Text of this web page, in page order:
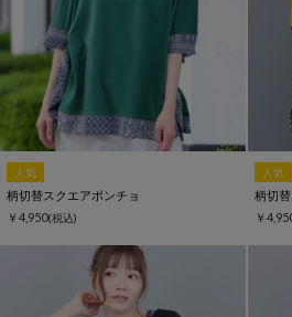
人気
柄切替スクエアポンチョ
￥4,950(税込)
人気
柄切
￥